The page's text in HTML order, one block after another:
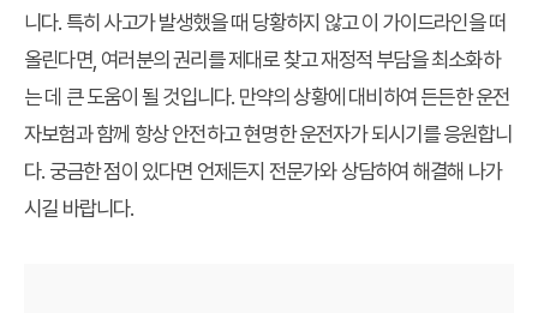
니다. 특히 사고가 발생했을 때 당황하지 않고 이 가이드라인을 떠
올린다면, 여러분의 권리를 제대로 찾고 재정적 부담을 최소화하
는 데 큰 도움이 될 것입니다. 만약의 상황에 대비하여 든든한 운전
자보험과 함께 항상 안전하고 현명한 운전자가 되시기를 응원합니
다. 궁금한 점이 있다면 언제든지 전문가와 상담하여 해결해 나가
시길 바랍니다.